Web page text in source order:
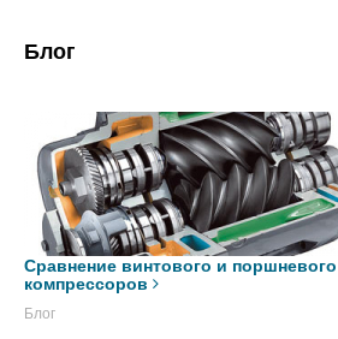
Блог
Сравнение винтового и поршневого
компрессоров
Блог